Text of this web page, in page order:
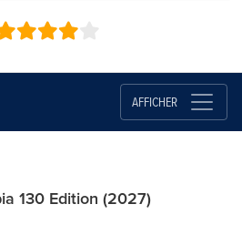
AFFICHER
130 Edition (2027)